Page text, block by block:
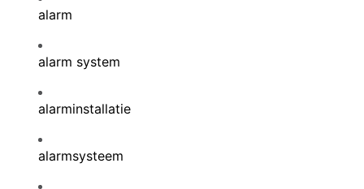
alarm
alarm system
alarminstallatie
alarmsysteem